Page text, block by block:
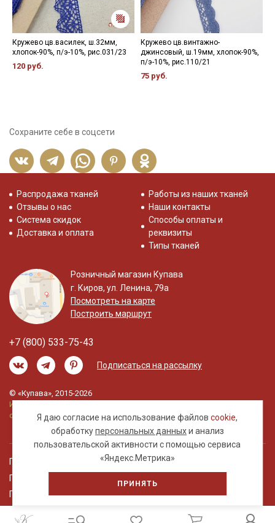
Кружево цв.василек, ш.32мм,
хлопок-90%, п/э-10%, рис.031/23
120 руб.
Кружево цв.винтажно-
джинсовый, ш.19мм, хлопок-90%,
п/э-10%, рис.110/21
75 руб.
Сохраните себе в соцсети
Я даю согласие на использование файловcookie,
обработкуперсональных данныхи анализ
пользовательской активности с помощью сервиса
«Яндекс.Метрика»
ПРИНЯТЬ
Распродажа тканей
Отзывы о нас
Система скидок
Доставка и оплата
Работы из наших тканей
Наши контакты
Способы оплаты и
реквизиты
Типы тканей
Розничный магазин Купава
г. Киров, ул. Ленина, 79а
Посмотреть на карте
Построить маршрут
+7 (800) 533-75-43
Подписаться на рассылку
© «Купава», 2015-2026
Информация на сайте не является публичной
офертой.
Правовая информация
Политика обработки персональных данных
Пользовательское соглашение